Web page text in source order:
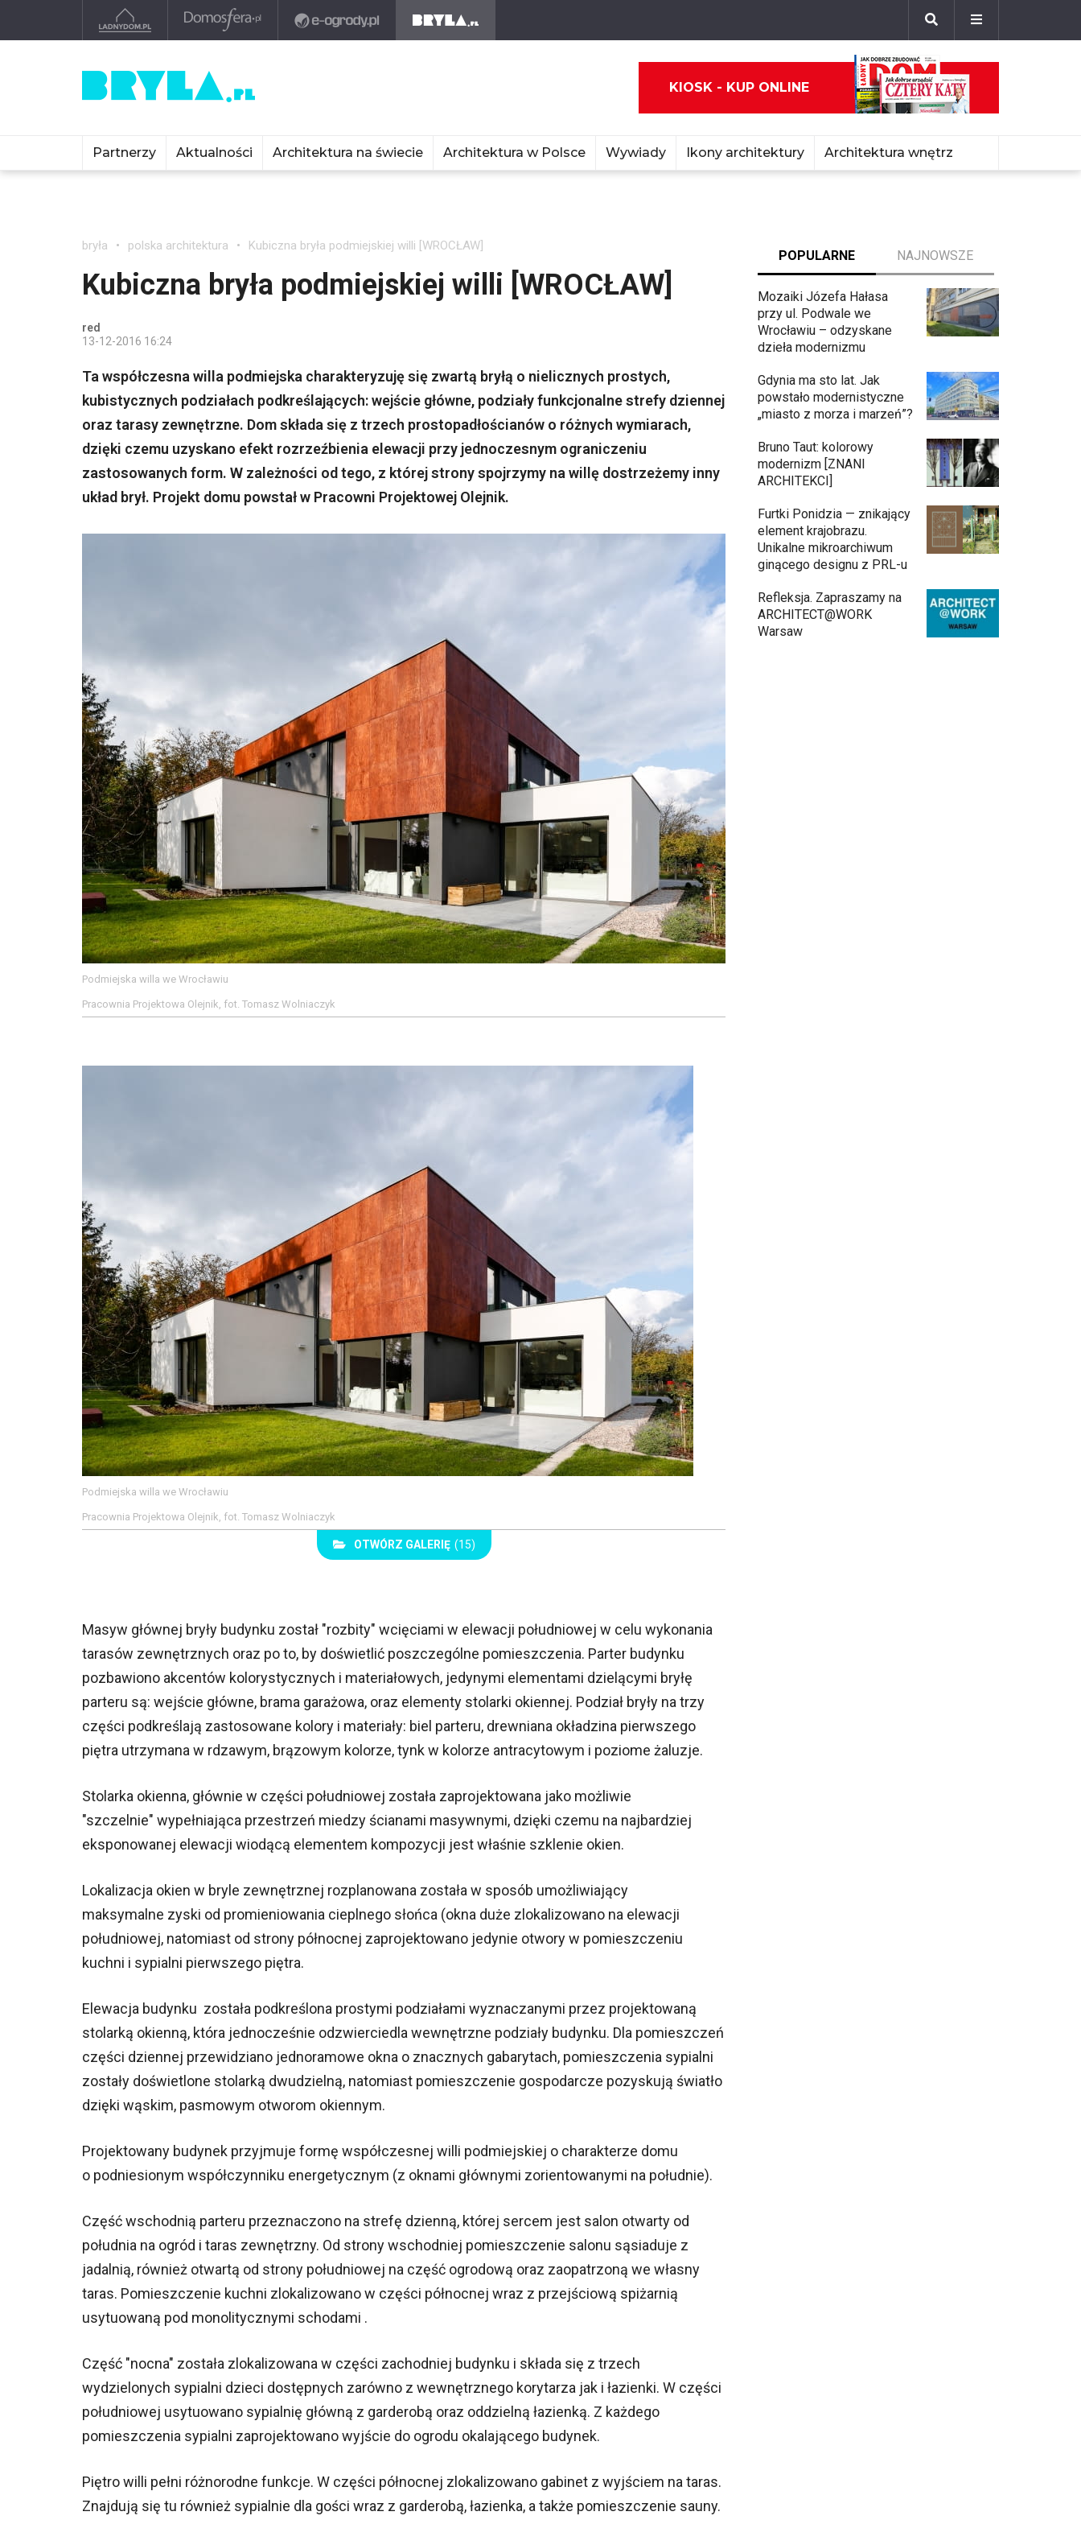
KIOSK - KUP ONLINE
Partnerzy Aktualności Architektura na świecie Architektura w Polsce Wywiady Ikony architektury Architektura wnętrz
bryła polska architektura Kubiczna bryła podmiejskiej willi [WROCŁAW]
Kubiczna bryła podmiejskiej willi [WROCŁAW]
red
13-12-2016 16:24
Ta współczesna willa podmiejska charakteryzuję się zwartą bryłą o nielicznych prostych,
kubistycznych podziałach podkreślających: wejście główne, podziały funkcjonalne strefy dziennej
oraz tarasy zewnętrzne. Dom składa się z trzech prostopadłościanów o różnych wymiarach,
dzięki czemu uzyskano efekt rozrzeźbienia elewacji przy jednoczesnym ograniczeniu
zastosowanych form. W zależności od tego, z której strony spojrzymy na willę dostrzeżemy inny
układ brył. Projekt domu powstał w Pracowni Projektowej Olejnik.
Podmiejska willa we Wrocławiu
Pracownia Projektowa Olejnik, fot. Tomasz Wolniaczyk
Podmiejska willa we Wrocławiu
Pracownia Projektowa Olejnik, fot. Tomasz Wolniaczyk
OTWÓRZ GALERIĘ (15)
Masyw głównej bryły budynku został "rozbity" wcięciami w elewacji południowej w celu wykonania
tarasów zewnętrznych oraz po to, by doświetlić poszczególne pomieszczenia. Parter budynku
pozbawiono akcentów kolorystycznych i materiałowych, jedynymi elementami dzielącymi bryłę
parteru są: wejście główne, brama garażowa, oraz elementy stolarki okiennej. Podział bryły na trzy
części podkreślają zastosowane kolory i materiały: biel parteru, drewniana okładzina pierwszego
piętra utrzymana w rdzawym, brązowym kolorze, tynk w kolorze antracytowym i poziome żaluzje.
Stolarka okienna, głównie w części południowej została zaprojektowana jako możliwie
"szczelnie" wypełniająca przestrzeń miedzy ścianami masywnymi, dzięki czemu na najbardziej
eksponowanej elewacji wiodącą elementem kompozycji jest właśnie szklenie okien.
Lokalizacja okien w bryle zewnętrznej rozplanowana została w sposób umożliwiający
maksymalne zyski od promieniowania cieplnego słońca (okna duże zlokalizowano na elewacji
południowej, natomiast od strony północnej zaprojektowano jedynie otwory w pomieszczeniu
kuchni i sypialni pierwszego piętra.
Elewacja budynku została podkreślona prostymi podziałami wyznaczanymi przez projektowaną
stolarką okienną, która jednocześnie odzwierciedla wewnętrzne podziały budynku. Dla pomieszczeń
części dziennej przewidziano jednoramowe okna o znacznych gabarytach, pomieszczenia sypialni
zostały doświetlone stolarką dwudzielną, natomiast pomieszczenie gospodarcze pozyskują światło
dzięki wąskim, pasmowym otworom okiennym.
Projektowany budynek przyjmuje formę współczesnej willi podmiejskiej o charakterze domu
o podniesionym współczynniku energetycznym (z oknami głównymi zorientowanymi na południe).
Część wschodnią parteru przeznaczono na strefę dzienną, której sercem jest salon otwarty od
południa na ogród i taras zewnętrzny. Od strony wschodniej pomieszczenie salonu sąsiaduje z
jadalnią, również otwartą od strony południowej na część ogrodową oraz zaopatrzoną we własny
taras. Pomieszczenie kuchni zlokalizowano w części północnej wraz z przejściową spiżarnią
usytuowaną pod monolitycznymi schodami .
Część "nocna" została zlokalizowana w części zachodniej budynku i składa się z trzech
wydzielonych sypialni dzieci dostępnych zarówno z wewnętrznego korytarza jak i łazienki. W części
południowej usytuowano sypialnię główną z garderobą oraz oddzielną łazienką. Z każdego
pomieszczenia sypialni zaprojektowano wyjście do ogrodu okalającego budynek.
Piętro willi pełni różnorodne funkcje. W części północnej zlokalizowano gabinet z wyjściem na taras.
Znajdują się tu również sypialnie dla gości wraz z garderobą, łazienka, a także pomieszczenie sauny.
POPULARNE NAJNOWSZE
Mozaiki Józefa Hałasa
przy ul. Podwale we
Wrocławiu – odzyskane
dzieła modernizmu
Gdynia ma sto lat. Jak
powstało modernistyczne
„miasto z morza i marzeń”?
Bruno Taut: kolorowy
modernizm [ZNANI
ARCHITEKCI]
Furtki Ponidzia — znikający
element krajobrazu.
Unikalne mikroarchiwum
ginącego designu z PRL-u
Refleksja. Zapraszamy na
ARCHITECT@WORK
Warsaw